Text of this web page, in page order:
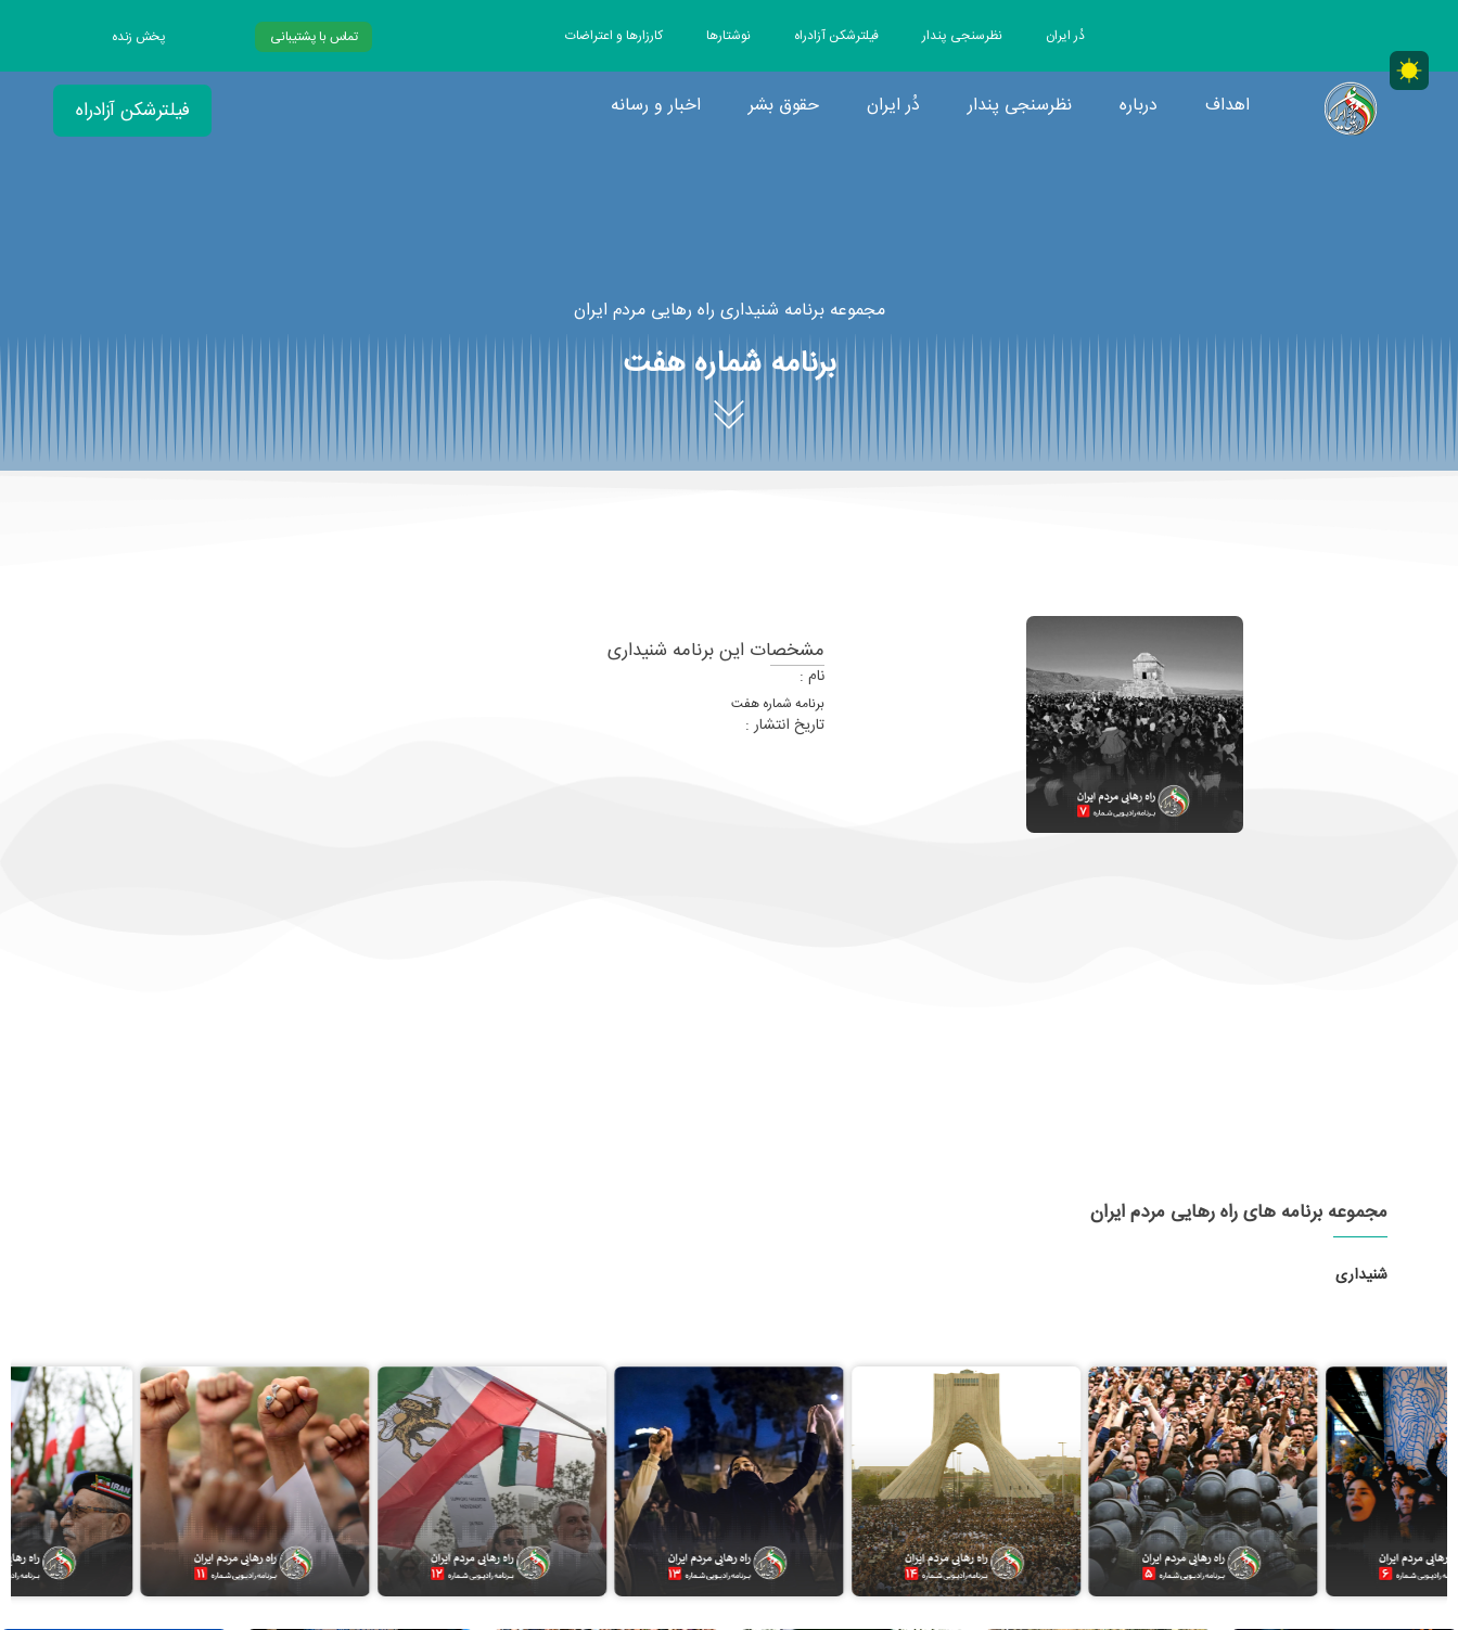
دُر ایران نظرسنجی پندار فیلترشکن آزادراه نوشتارها کارزارها و اعتراضات تماس با پشتیبانی پخش زنده
اهداف درباره نظرسنجی پندار دُر ایران حقوق بشر اخبار و رسانه فیلترشکن آزادراه
مجموعه برنامه شنیداری راه رهایی مردم ایران
برنامه شماره هفت
مشخصات این برنامه شنیداری
نام :
برنامه شماره هفت
تاریخ انتشار :
مجموعه برنامه های راه رهایی مردم ایران
شنیداری